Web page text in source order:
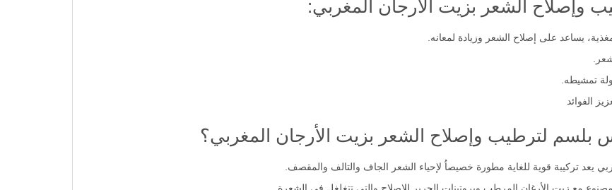
الشعر بزيت الأرجان المغربي:
يساعد على إصلاح الشعر وزيادة لمعانه.
تمشيطه.
الفوائد
بلسم لترطيب وإصلاح الشعر بزيت الأرجان المغربي؟
يعد تركيبة قوية للغاية مطورة خصيصاُ لإحياء الشعر الجاف والتالف والمقصف.